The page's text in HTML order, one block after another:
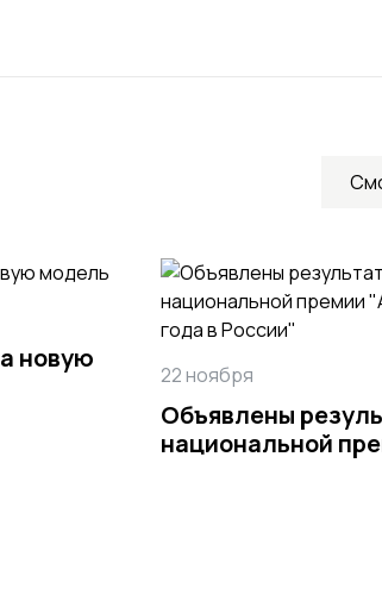
новую
22 ноября
Объявлены
национальной